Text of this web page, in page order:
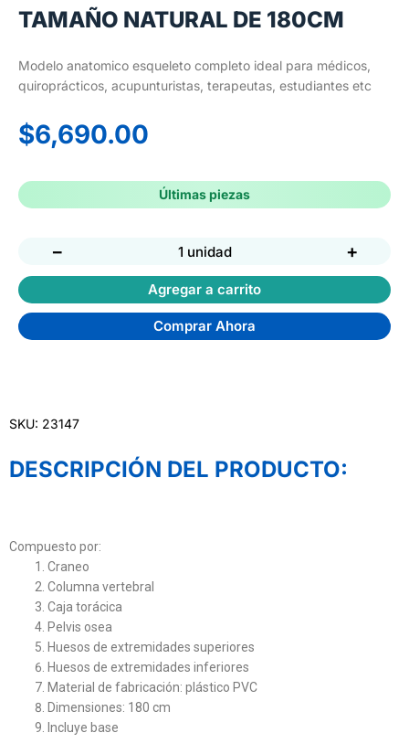
TAMAÑO NATURAL DE 180CM
Modelo anatomico esqueleto completo ideal para médicos,
quiroprácticos, acupunturistas, terapeutas, estudiantes etc
$6,690.00
Últimas piezas
− 1 unidad +
Agregar a carrito
Comprar Ahora
SKU: 23147
DESCRIPCIÓN DEL PRODUCTO:
Compuesto por:
Craneo
Columna vertebral
Caja torácica
Pelvis osea
Huesos de extremidades superiores
Huesos de extremidades inferiores
Material de fabricación: plástico PVC
Dimensiones: 180 cm
Incluye base